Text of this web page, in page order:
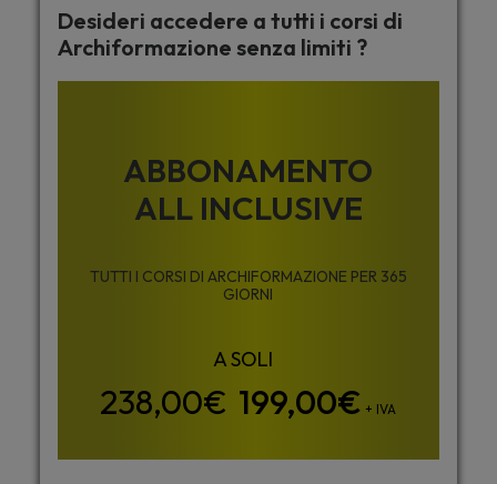
Desideri accedere a tutti i corsi di
Archiformazione senza limiti ?
ABBONAMENTO
ALL INCLUSIVE
TUTTI I CORSI DI ARCHIFORMAZIONE PER 365
GIORNI
199,00€ + IVA